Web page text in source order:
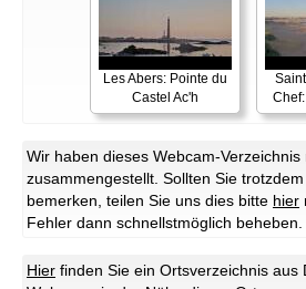
Les Abers: Pointe du
Castel Ac'h
Wir haben dieses Webcam-
zusammengestellt. Sollten Sie
bemerken, teilen Sie uns dies bitte hier
Fehler dann schnellstmöglich beheben.
Hier finden Sie ein Ortsverzeichnis aus